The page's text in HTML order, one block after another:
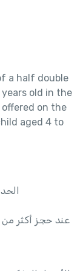
a half double
old in the
offered on the
aged 4 to